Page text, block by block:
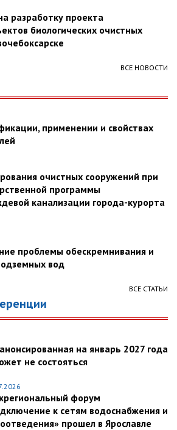
разработку проекта
биологических очистных
ВСЕ НОВОСТИ
применении и свойствах
очистных сооружений при
программы
канализации города-курорта
проблемы обескремнивания и
вод
ВСЕ СТАТЬИ
на январь 2027 года
не состояться
форум
к сетям водоснабжения и
прошел в Ярославле